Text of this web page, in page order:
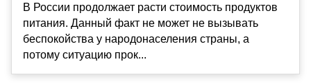
В России продолжает расти стоимость продуктов
питания. Данный факт не может не вызывать
беспокойства у народонаселения страны, а
потому ситуацию прок...